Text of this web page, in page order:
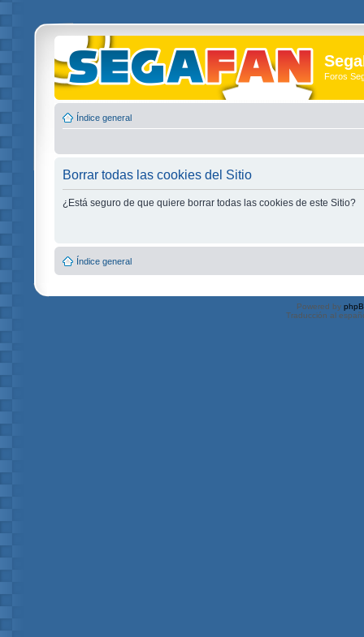
Foros
Índice general
Borrar todas las cookies del Sitio
¿Está seguro de que quiere borrar todas las cookies de este Sitio?
Índice general
Powered by
Traducción al